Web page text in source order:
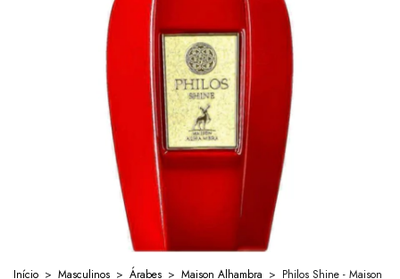
Início > Masculinos > Árabes > Maison Alhambra > Philos Shine - Maison